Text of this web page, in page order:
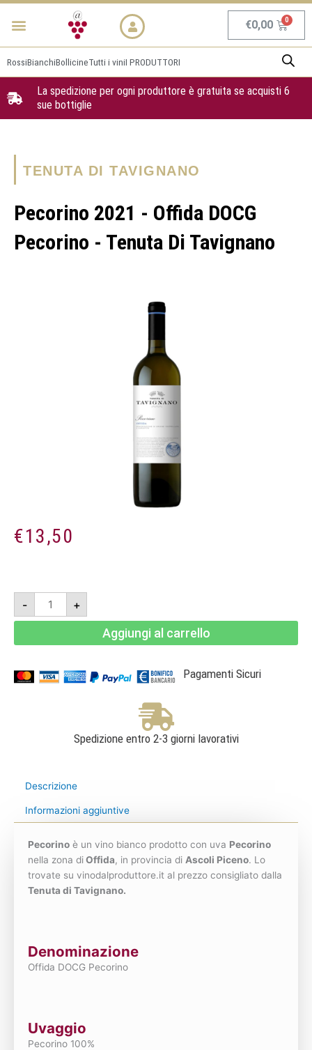
Vai
Menu €0,00
RossiBianchiBollicineTutti i viniI PRODUTTORI
La spedizione per ogni produttore è gratuita se acquisti 6
sue bottiglie
TENUTA DI TAVIGNANO
Pecorino 2021 - Offida DOCG
Pecorino - Tenuta Di Tavignano
€13,50
-
Pecorino
2021
-
Offida
di
Tavignano
quantità
+
Aggiungi al carrello
Pagamenti Sicuri
Spedizione entro 2-3 giorni lavorativi
Descrizione
Informazioni aggiuntive
Pecorino è un vino bianco prodotto con uva Pecorino
nella zona diOffida, in provincia di Ascoli Piceno. Lo
trovate su vinodalproduttore.it al prezzo consigliato dalla
Tenuta di Tavignano.
Denominazione
Offida DOCG Pecorino
Uvaggio
Pecorino 100%